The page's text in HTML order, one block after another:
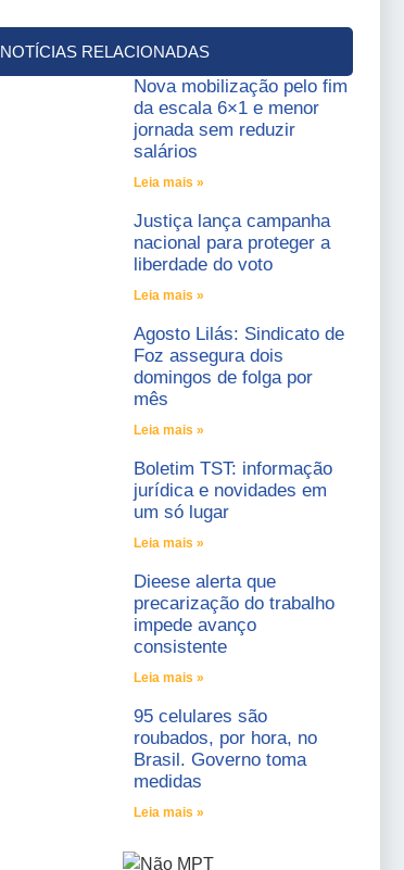
NOTÍCIAS RELACIONADAS
Nova mobilização pelo fim
da escala 6×1 e menor
jornada sem reduzir
salários
Leia mais »
Justiça lança campanha
nacional para proteger a
liberdade do voto
Leia mais »
Agosto Lilás: Sindicato de
Foz assegura dois
domingos de folga por
mês
Leia mais »
Boletim TST: informação
jurídica e novidades em
um só lugar
Leia mais »
Dieese alerta que
precarização do trabalho
impede avanço
consistente
Leia mais »
95 celulares são
roubados, por hora, no
Brasil. Governo toma
medidas
Leia mais »